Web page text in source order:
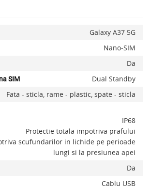
Galaxy A37 5G
Nano-SIM
Da
SIM Dual Standby
Fata - sticla, rame - plastic, spate - sticla
IP68
Protectie totala impotriva prafului
scufundarilor in lichide pe perioade
lungi si la presiunea apei
Da
Cablu USB